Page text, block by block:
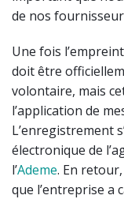
de nos
Une fois
doit être
volontaire, mais
l’application de
L’enregistrement
électronique de
l’Ademe. En
que l’entreprise a